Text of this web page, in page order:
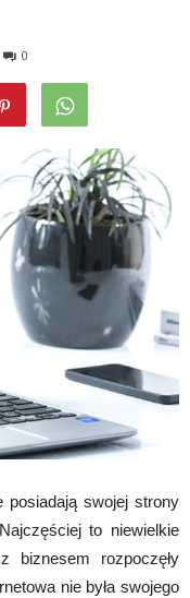
0
swojej strony
to niewielkie
biznesem rozpoczęły
nie była swojego